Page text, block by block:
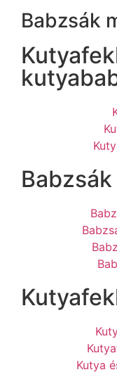
Babzsák
Kutya